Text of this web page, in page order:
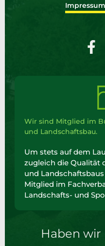
Impressum
Wir sind Mitglied im
und Landschaftsbau.
Um stets auf dem
zugleich die Qualität
und
Mitglied im
Landschafts- und
Haben wir